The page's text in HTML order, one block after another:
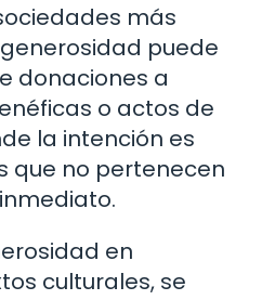
más
puede
donaciones a
o actos de
la intención es
que no pertenecen
en
culturales, se